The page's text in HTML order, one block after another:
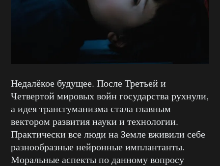
Недалёкое будущее. После Третьей и
Четвертой мировых войн государства рухнули,
а идея трансгуманизма стала главным
вектором развития науки и технологии.
Практически все люди на Земле вживили себе
разнообразные нейронные имплантанты.
Моральные аспекты по данному вопросу